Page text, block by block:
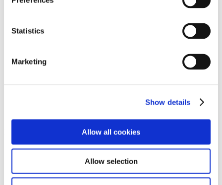
Statistics
Marketing
Show details
Allow all cookies
Allow selection
Monika Grabuschnigg
SPACED OUT – Gut Kerkow
Isabelle Graeff
Martin Groß
Kunstraum Kreuzberg/Bethanien
KVOST - Kunstverein Ost
Robert Haas Haus am Waldsee
Galerie Nordenhake
Villa Schöningen
Richard Hamilton Edition Block